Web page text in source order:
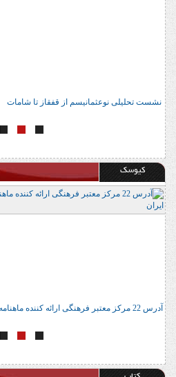
نشست تحلیلی نوعثمانیسم از قفقاز تا شامات
کیوسک
آدرس 22 مرکز معتبر فرهنگی ارائه کننده ماهنامه فراتاب کُردی در سراسر ایران